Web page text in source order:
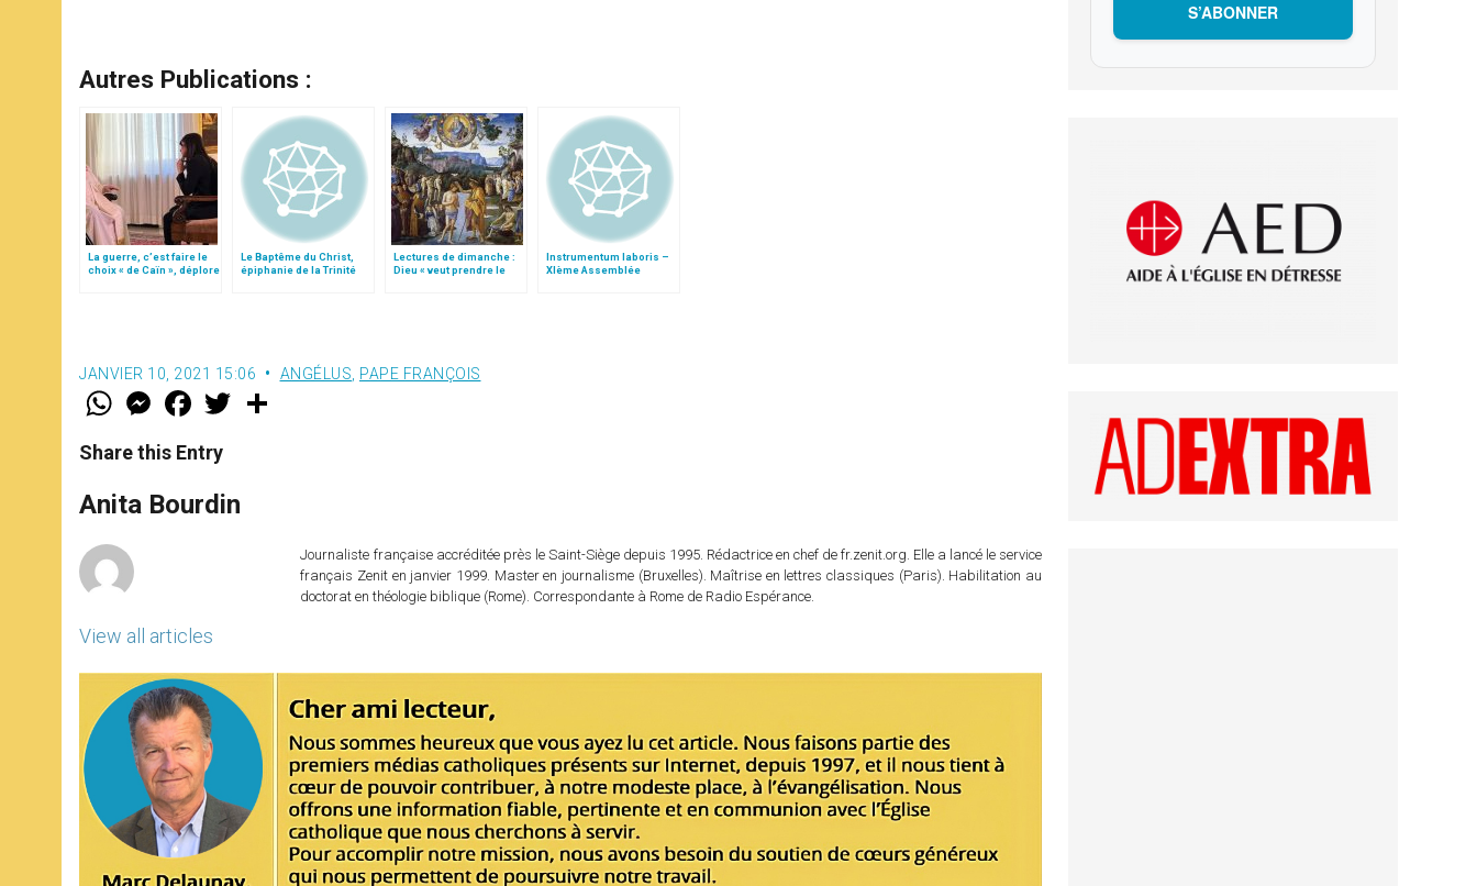
Autres Publications :
La guerre, c’est faire le
choix « de Caïn », déplore
Le Baptême du Christ,
épiphanie de la Trinité
Lectures de dimanche :
Dieu « veut prendre le
Instrumentum laboris –
XIème Assemblée
JANVIER 10, 2021 15:06 ANGÉLUS PAPE FRANÇOIS
W
t
s
p
p
M
e
s
e
g
e
F
a
e
b
o
k
w
r
Share this Entry
Anita Bourdin
View all articles
Journaliste française accréditée près le Saint-Siège depuis 1995. Rédactrice en chef de fr.zenit.org. Elle a lancé le service
français Zenit en janvier 1999. Master en journalisme (Bruxelles). Maîtrise en lettres classiques (Paris). Habilitation au
doctorat en théologie biblique (Rome). Correspondante à Rome de Radio Espérance.
S’ABONNER